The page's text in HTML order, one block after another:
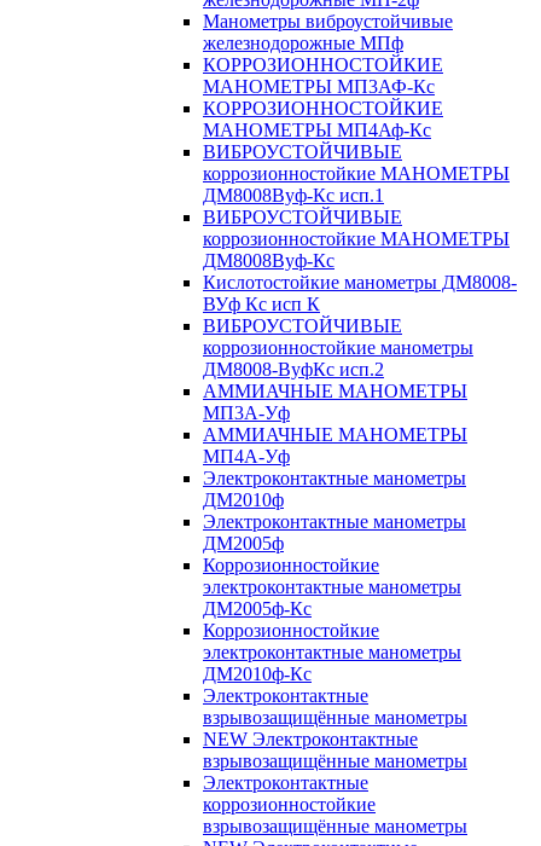
Манометры виброустойчивые
железнодорожные МПф
КОРРОЗИОННОСТОЙКИЕ
МАНОМЕТРЫ МП3АФ-Кс
КОРРОЗИОННОСТОЙКИЕ
МАНОМЕТРЫ МП4Аф-Кс
ВИБРОУСТОЙЧИВЫЕ
коррозионностойкие МАНОМЕТРЫ
ДМ8008Вуф-Кс исп.1
ВИБРОУСТОЙЧИВЫЕ
коррозионностойкие МАНОМЕТРЫ
ДМ8008Вуф-Кс
Кислотостойкие манометры ДМ8008-
ВУф Кс исп К
ВИБРОУСТОЙЧИВЫЕ
коррозионностойкие манометры
ДМ8008-ВуфКс исп.2
АММИАЧНЫЕ МАНОМЕТРЫ
МП3А-Уф
АММИАЧНЫЕ МАНОМЕТРЫ
МП4А-Уф
Электроконтактные манометры
ДМ2010ф
Электроконтактные манометры
ДМ2005ф
Коррозионностойкие
электроконтактные манометры
ДМ2005ф-Кс
Коррозионностойкие
электроконтактные манометры
ДМ2010ф-Кс
Электроконтактные
взрывозащищённые манометры
NEW Электроконтактные
взрывозащищённые манометры
Электроконтактные
коррозионностойкие
взрывозащищённые манометры